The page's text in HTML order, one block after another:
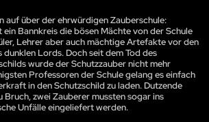
auf über der ehrwürdigen Zauberschule:
Bannkreis die bösen Mächte von der Schule
Lehrer aber auch mächtige Artefakte vor den
Lords. Doch seit dem Tod des
wurde der Schutzzauber nicht mehr
Professoren der Schule gelang es einfach
in den Schutzschild zu laden. Dutzende
Bruch, zwei Zauberer mussten sogar ins
Unfälle eingeliefert werden.